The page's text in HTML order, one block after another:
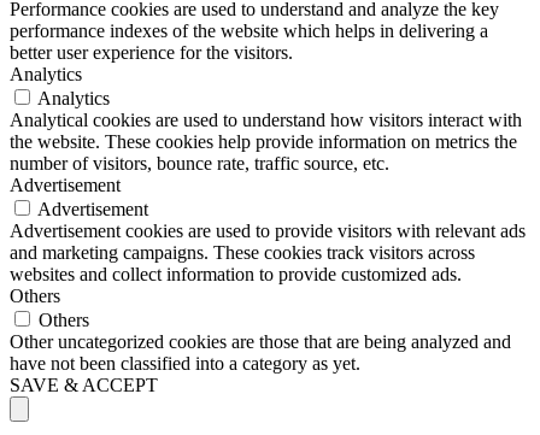
Performance cookies are used to understand and analyze the key
performance indexes of the website which helps in delivering a
better user experience for the visitors.
Analytics
Analytics
Analytical cookies are used to understand how visitors interact with
the website. These cookies help provide information on metrics the
number of visitors, bounce rate, traffic source, etc.
Advertisement
Advertisement
Advertisement cookies are used to provide visitors with relevant ads
and marketing campaigns. These cookies track visitors across
websites and collect information to provide customized ads.
Others
Others
Other uncategorized cookies are those that are being analyzed and
have not been classified into a category as yet.
SAVE & ACCEPT